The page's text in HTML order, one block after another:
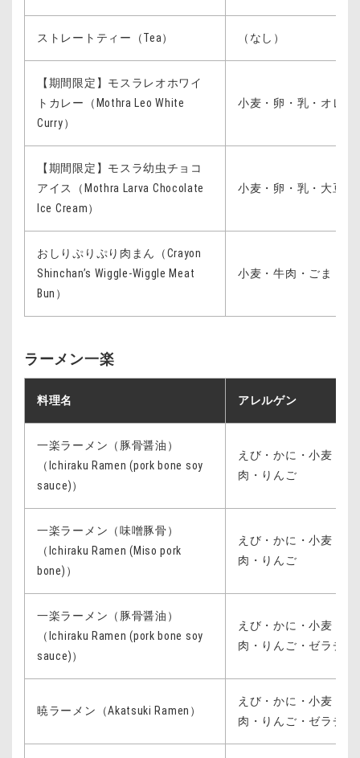
ストレートティー（Tea） （なし）
【期間限定】モスラレオホワイ
トカレー（Mothra Leo White
Curry）
小麦・卵・乳・オレ
【期間限定】モスラ幼虫チョコ
アイス（Mothra Larva Chocolate
Ice Cream）
小麦・卵・乳・大豆
おしりぷりぷり肉まん（Crayon
Shinchan’s Wiggle-Wiggle Meat
Bun）
小麦・牛肉・ごま・大
ラーメン一楽
料理名 アレルゲン
一楽ラーメン（豚骨醤油）
（Ichiraku Ramen (pork bone soy
sauce)）
えび・かに・小麦・
肉・りんご
一楽ラーメン（味噌豚骨）
（Ichiraku Ramen (Miso pork
bone)）
えび・かに・小麦・
肉・りんご
一楽ラーメン（豚骨醤油）
（Ichiraku Ramen (pork bone soy
sauce)）
えび・かに・小麦・
肉・りんご・ゼラチン
暁ラーメン（Akatsuki Ramen）
えび・かに・小麦・
肉・りんご・ゼラチン